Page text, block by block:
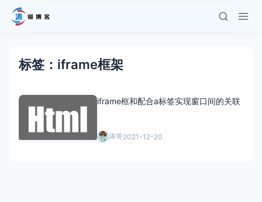
标签：iframe框架
iframe框和配合a标签实现窗口间的关联
涛哥2021-12-20